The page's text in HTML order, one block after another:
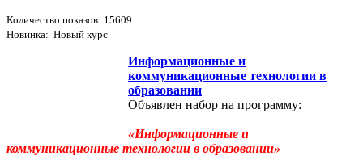
Количество показов: 15609
Новинка: Новый курс
Информационные и
коммуникационные технологии в
образовании
Объявлен набор на программу:
«Информационные и
коммуникационные технологии в образовании»